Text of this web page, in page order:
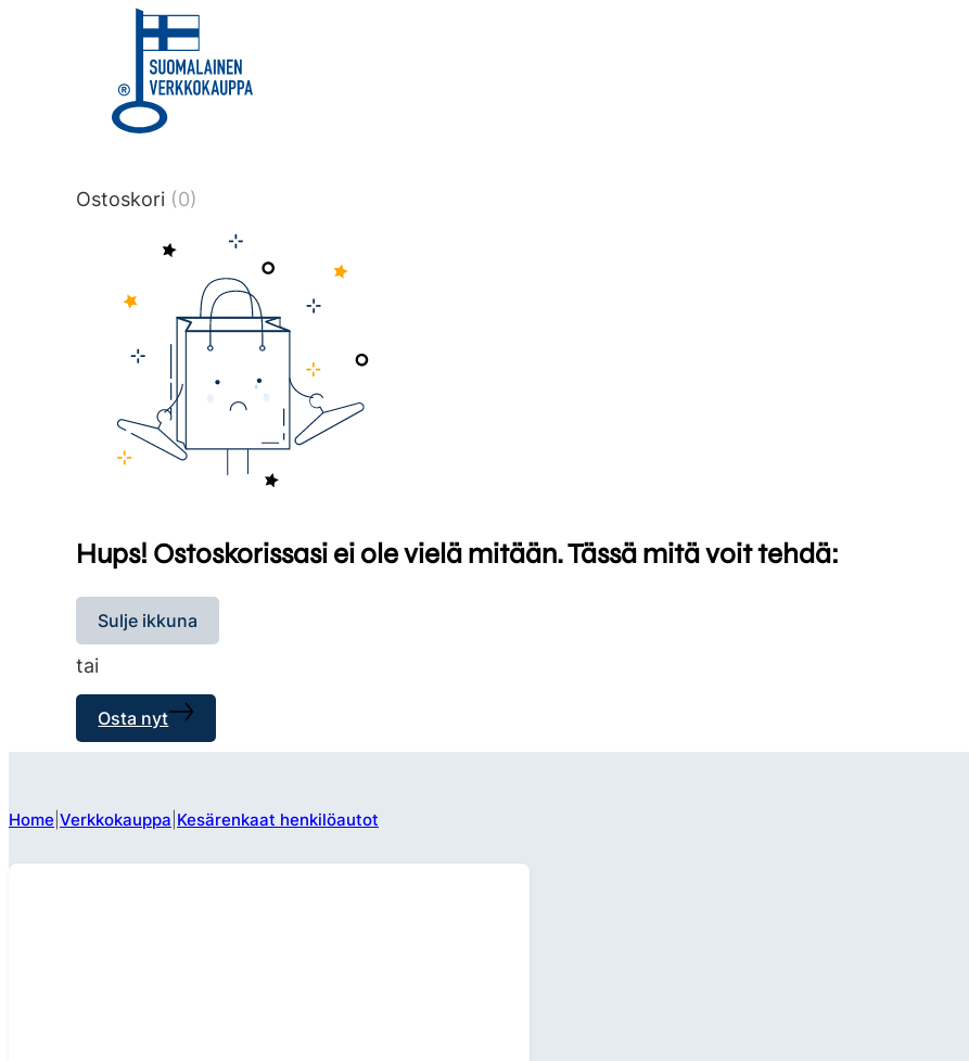
title or content.","post_type":
["product"],"ajax_loader_animation":"ripple","ajax_loader_selector":"#brxe-
tmlmvi","meta_query":
data-original-query-vars="[]" data-page="1" data-max-
Ostoskori (0)
Hups! Ostoskorissasi ei ole vielä mitään. Tässä mitä voit tehdä:
Sulje ikkuna
tai
Osta nyt
Home Verkkokauppa Kesärenkaat henkilöautot